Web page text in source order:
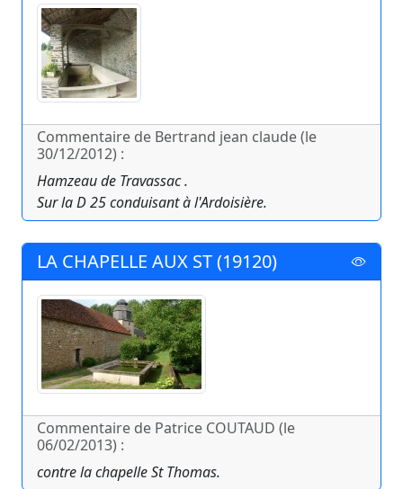
Commentaire de Bertrand jean claude (le
30/12/2012) :
Hamzeau de Travassac .
Sur la D 25 conduisant à l'Ardoisière.
LA CHAPELLE AUX ST (19120)
Commentaire de Patrice COUTAUD (le
06/02/2013) :
contre la chapelle St Thomas.